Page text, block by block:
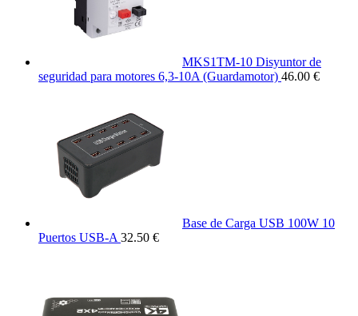
MKS1TM-10 Disyuntor de
seguridad para motores 6,3-10A (Guardamotor) 46.00 €
Base de Carga USB 100W 10
Puertos USB-A 32.50 €